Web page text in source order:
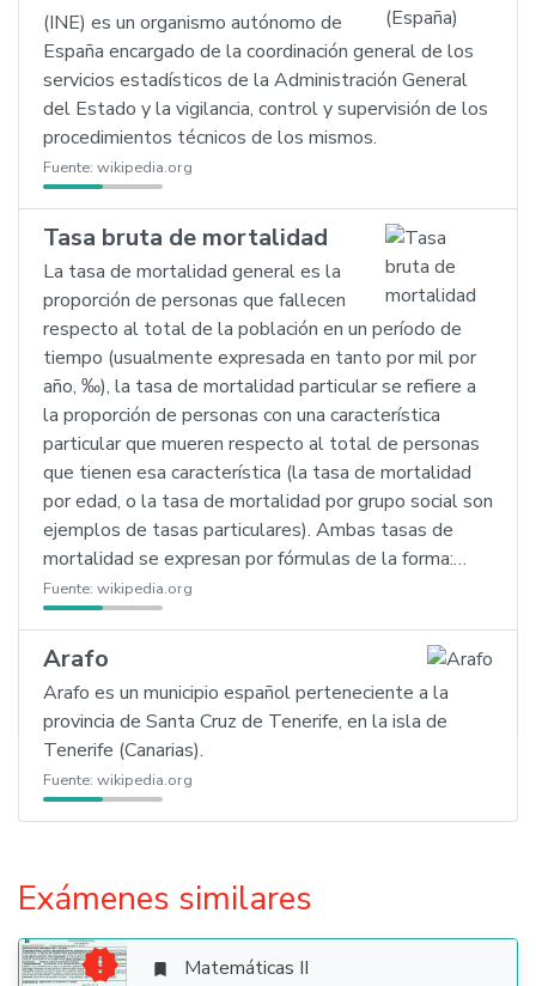
(INE) es un organismo autónomo de
España encargado de la coordinación general de los
servicios estadísticos de la Administración General
del Estado y la vigilancia, control y supervisión de los
procedimientos técnicos de los mismos.
Fuente: wikipedia.org
Tasa bruta de mortalidad
La tasa de mortalidad general es la
proporción de personas que fallecen
respecto al total de la población en un período de
tiempo (usualmente expresada en tanto por mil por
año, ‰), la tasa de mortalidad particular se refiere a
la proporción de personas con una característica
particular que mueren respecto al total de personas
que tienen esa característica (la tasa de mortalidad
por edad, o la tasa de mortalidad por grupo social son
ejemplos de tasas particulares). Ambas tasas de
mortalidad se expresan por fórmulas de la forma:…
Fuente: wikipedia.org
Arafo
Arafo es un municipio español perteneciente a la
provincia de Santa Cruz de Tenerife, en la isla de
Tenerife (Canarias).
Fuente: wikipedia.org
Exámenes similares
  Matemáticas II